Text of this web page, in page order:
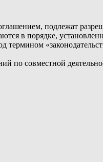
подлежат
в порядке,
термином
по совместной